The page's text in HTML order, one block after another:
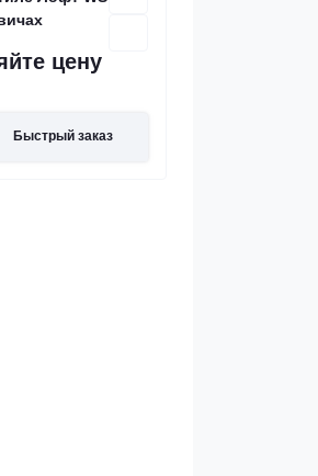
цену
Быстрый заказ